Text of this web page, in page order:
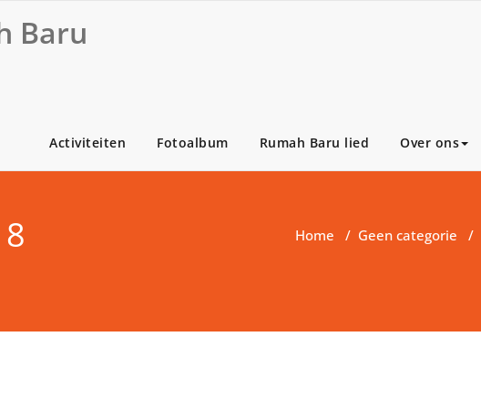
Baru
Activiteiten Fotoalbum Rumah Baru lied Over ons
Home / Geen categorie /